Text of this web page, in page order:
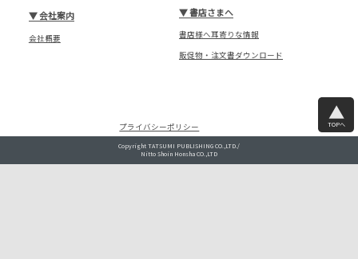
▼書店さまへ
書店様へ耳寄りな情報
販促物・注文書ダウンロード
▼会社案内
会社概要
プライバシーポリシー TOPへ
Copyright TATSUMI PUBLISHING CO.,LTD./
Nitto Shoin Honsha CO.,LTD